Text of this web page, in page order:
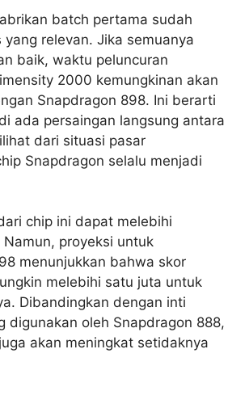
batch pertama sudah
yang relevan. Jika semuanya
baik, waktu peluncuran
2000 kemungkinan akan
Snapdragon 898. Ini berarti
ada persaingan langsung antara
dari situasi pasar
Snapdragon selalu menjadi
chip ini dapat melebihi
proyeksi untuk
menunjukkan bahwa skor
melebihi satu juta untuk
Dibandingkan dengan inti
digunakan oleh Snapdragon 888,
akan meningkat setidaknya